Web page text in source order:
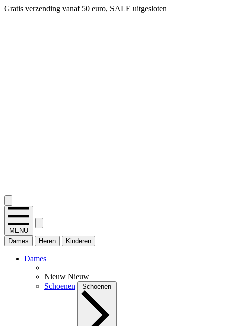
Gratis verzending vanaf 50 euro, SALE uitgesloten
MENU
Dames
Heren Kinderen
Dames
Nieuw Nieuw
Schoenen
Schoenen